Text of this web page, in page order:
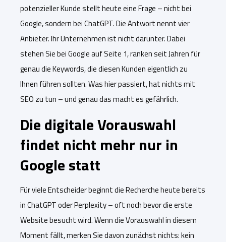
potenzieller Kunde stellt heute eine Frage – nicht bei
Google, sondern bei ChatGPT. Die Antwort nennt vier
Anbieter. Ihr Unternehmen ist nicht darunter. Dabei
stehen Sie bei Google auf Seite 1, ranken seit Jahren für
genau die Keywords, die diesen Kunden eigentlich zu
Ihnen führen sollten. Was hier passiert, hat nichts mit
SEO zu tun – und genau das macht es gefährlich.
Die digitale Vorauswahl
findet nicht mehr nur in
Google statt
Für viele Entscheider beginnt die Recherche heute bereits
in ChatGPT oder Perplexity – oft noch bevor die erste
Website besucht wird. Wenn die Vorauswahl in diesem
Moment fällt, merken Sie davon zunächst nichts: kein